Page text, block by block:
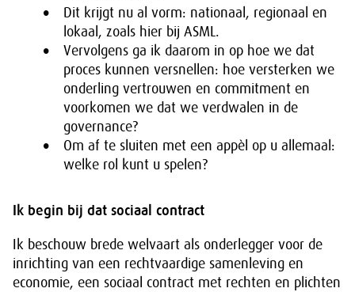
Dit krijgt nu al vorm: nationaal, regionaal en
lokaal, zoals hier bij ASML.
Vervolgens ga ik daarom in op hoe we dat
proces kunnen versnellen: hoe versterken we
onderling vertrouwen en commitment en
voorkomen we dat we verdwalen in de
governance?
Om af te sluiten met een appèl op u allemaal:
welke rol kunt u spelen?
Ik begin bij dat sociaal contract
Ik beschouw brede welvaart als onderlegger voor de
inrichting van een rechtvaardige samenleving en
economie, een sociaal contract met rechten en plichten